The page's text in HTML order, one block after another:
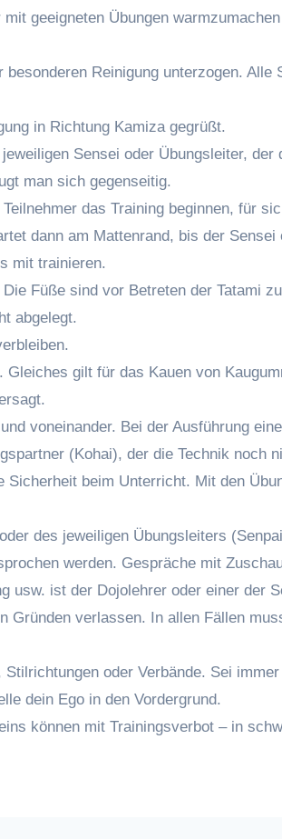
geeigneten Übungen
Reinigung unterzogen.
in Richtung Kamiza gegrüßt.
Sensei oder Übungsleiter, der
man sich gegenseitig.
das Training beginnen, für
dann am Mattenrand, bis der
mit trainieren.
Füße sind vor Betreten der Tatami
abgelegt.
gilt für das Kauen von
voneinander. Bei der Ausführung
(Kohai), der die Technik noch
beim Unterricht. Mit den
des jeweiligen Übungsleiters
werden. Gespräche mit
usw. ist der Dojolehrer oder einer der
Gründen verlassen. In allen Fällen
oder Verbände. Sei
dein Ego in den Vordergrund.
können mit Trainingsverbot – in